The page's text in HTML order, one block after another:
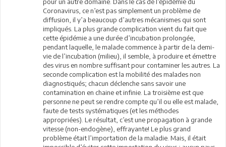
Coronavirus, ce n’est pas simplement un problème de
diffusion, il y’a beaucoup d’autres mécanismes qui sont
impliqués. La plus grande complication vient du fait que
cette épidémie a une durée d’incubation prolongée,
pendant laquelle, le malade commence à partir de la demi-
vie de l’incubation (milieu), il semble, à produire et émettre
des virus en nombre suffisant pour contaminer les autres. La
seconde complication est la mobilité des malades non
diagnostiqués; chacun déclenche sans savoir une
contamination en chaine et infinie. La troisième est que
personne ne peut se rendre compte qu’il ou elle est malade,
faute de tests systématiques (et les méthodes
appropriées). Le résultat, c’est une propagation à grande
vitesse (non-endogène), effrayante! Le plus grand
problème était l’importation de la maladie. Mais, il était